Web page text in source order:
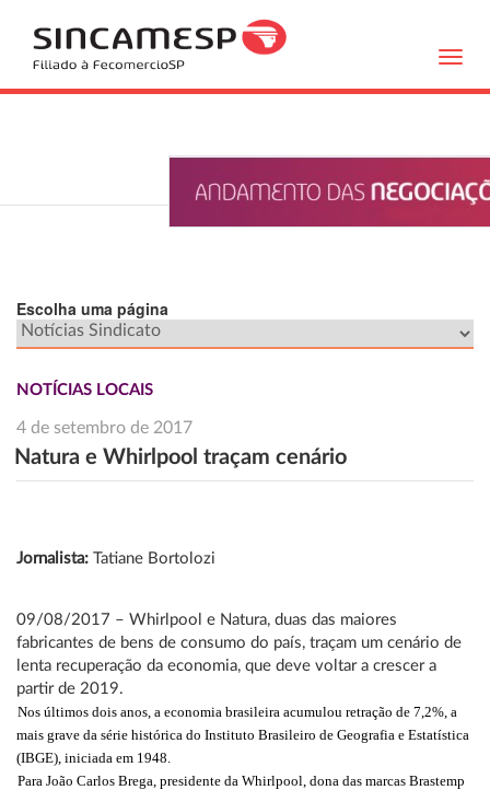
Escolha uma página
NOTÍCIAS LOCAIS
4 de setembro de 2017
Natura e Whirlpool traçam cenário
Jornalista: Tatiane Bortolozi
09/08/2017 – Whirlpool e Natura, duas das maiores
fabricantes de bens de consumo do país, traçam um cenário de
lenta recuperação da economia, que deve voltar a crescer a
partir de 2019.
Nos últimos dois anos, a economia brasileira acumulou retração de 7,2%, a
mais grave da série histórica do Instituto Brasileiro de Geografia e Estatística
(IBGE), iniciada em 1948.
Para João Carlos Brega, presidente da Whirlpool, dona das marcas Brastemp